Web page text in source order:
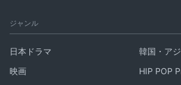
ジャンル
日本ドラマ
韓国・ア
映画
HIP POP